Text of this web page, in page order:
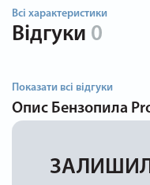
Всі характеристики
Відгуки 0
Показати всі відгуки
Опис Бензопила